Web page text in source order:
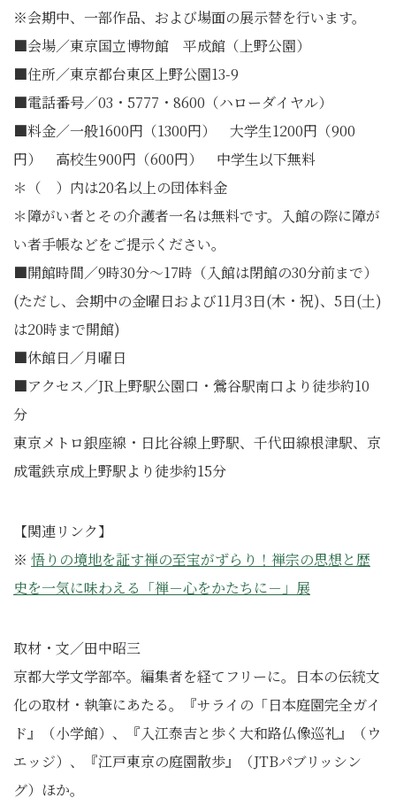
※会期中、一部作品、および場面の展示替を行います。
■会場／東京国立博物館 平成館（上野公園）
■住所／東京都台東区上野公園13-9
■電話番号／03・5777・8600（ハローダイヤル）
■料金／一般1600円（1300円） 大学生1200円（900
円） 高校生900円（600円） 中学生以下無料
＊（ ）内は20名以上の団体料金
＊障がい者とその介護者一名は無料です。入館の際に障が
い者手帳などをご提示ください。
■開館時間／9時30分～17時（入館は閉館の30分前まで）
(ただし、会期中の金曜日および11月3日(木・祝)、5日(土)
は20時まで開館)
■休館日／月曜日
■アクセス／JR上野駅公園口・鶯谷駅南口より徒歩約10
分
東京メトロ銀座線・日比谷線上野駅、千代田線根津駅、京
成電鉄京成上野駅より徒歩約15分
【関連リンク】
※ 悟りの境地を証す禅の至宝がずらり！禅宗の思想と歴
史を一気に味わえる「禅－心をかたちに－」展
取材・文／田中昭三
京都大学文学部卒。編集者を経てフリーに。日本の伝統文
化の取材・執筆にあたる。『サライの「日本庭園完全ガイ
ド』（小学館）、『入江泰吉と歩く大和路仏像巡礼』（ウ
エッジ）、『江戸東京の庭園散歩』（JTBパブリッシン
グ）ほか。